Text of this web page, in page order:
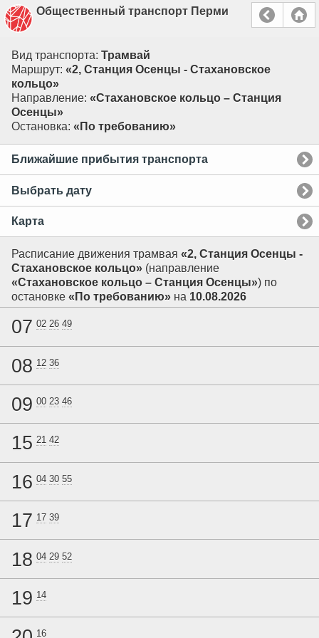
Общественный транспорт Перми
Вид транспорта: Трамвай
Маршрут: «2, Станция Осенцы - Стахановское
кольцо»
Направление: «Стахановское кольцо – Станция
Осенцы»
Остановка: «По требованию»
Ближайшие прибытия транспорта
Выбрать дату
Карта
Расписание движения трамвая «2, Станция Осенцы -
Стахановское кольцо» (направление
«Стахановское кольцо – Станция Осенцы») по
остановке «По требованию» на 10.08.2026
07 02 26 49
08 12 36
09 00 23 46
15 21 42
16 04 30 55
17 17 39
18 04 29 52
19 14
16